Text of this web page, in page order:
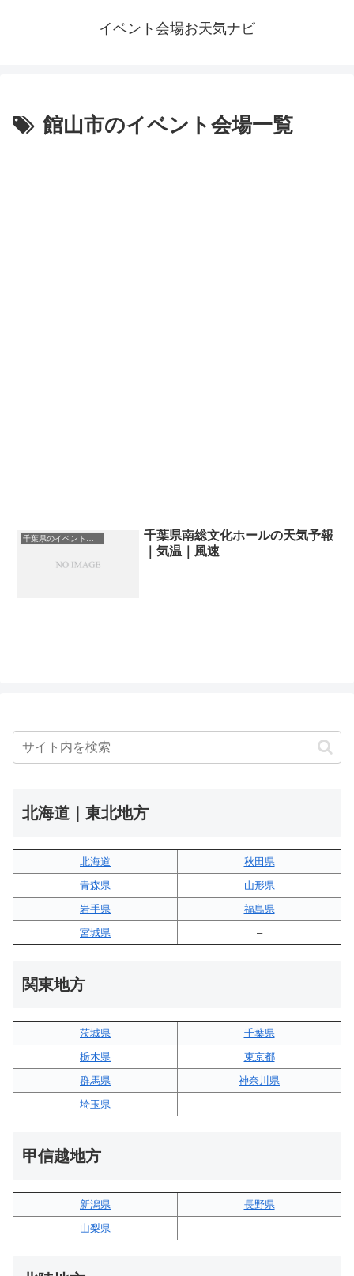
イベント会場お天気ナビ
館山市のイベント会場一覧
千葉県南総文化ホールの天気予報
｜気温｜風速
北海道｜東北地方
北海道
秋田県
青森県
山形県
岩手県
福島県
宮城県
–
関東地方
茨城県
千葉県
栃木県
東京都
群馬県
神奈川県
埼玉県
–
甲信越地方
新潟県
長野県
山梨県
–